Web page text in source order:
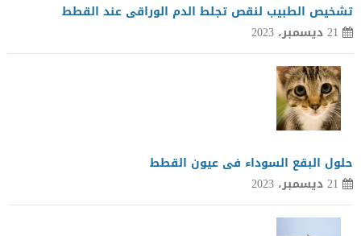
تشخيص الطبيب لنقص تجلط الدم الوراقى عند القطط
21 ديسمبر، 2023
حلول البقع السوداء فى عيون القطط
21 ديسمبر، 2023